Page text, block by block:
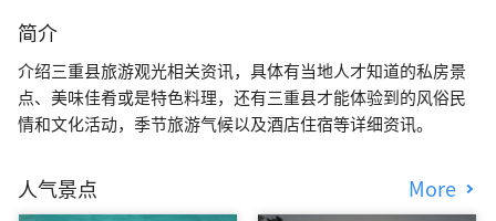
简介
介绍三重县旅游观光相关资讯，具体有当地人才知道的私房景
点、美味佳肴或是特色料理，还有三重县才能体验到的风俗民
情和文化活动，季节旅游气候以及酒店住宿等详细资讯。
人气景点 More